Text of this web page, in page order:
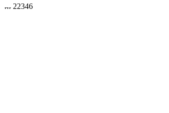
22346